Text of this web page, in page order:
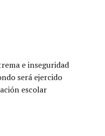
e inseguridad
será ejercido
escolar